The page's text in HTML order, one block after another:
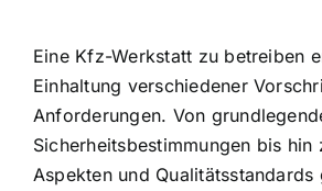
Eine Kfz-Werkstatt zu betreiben
Einhaltung verschiedener
Anforderungen. Von
Sicherheitsbestimmungen bis hin
Aspekten und